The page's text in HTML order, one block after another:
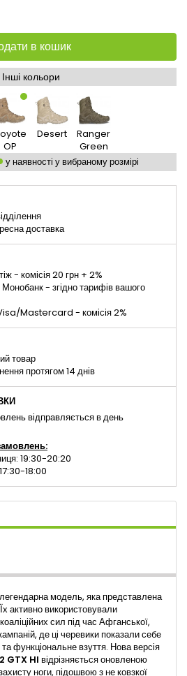
в кошик
Інші кольори
OP
Desert
Ranger
Green
у наявності у вибраному розмірі
доставка
- комісія 20 грн + 2%
- згідно тарифів вашого
Mastercard - комісія 2%
товар
протягом 14 днів
відправляється в день
19:30-20:20
18:00
модель, яка представлена
активно використовували
сил під час Афганської,
де ці черевики показали себе
функціональне взуття. Нова версія
GTX HI відрізняється оновленою
ноги, підошвою з не ковзкої